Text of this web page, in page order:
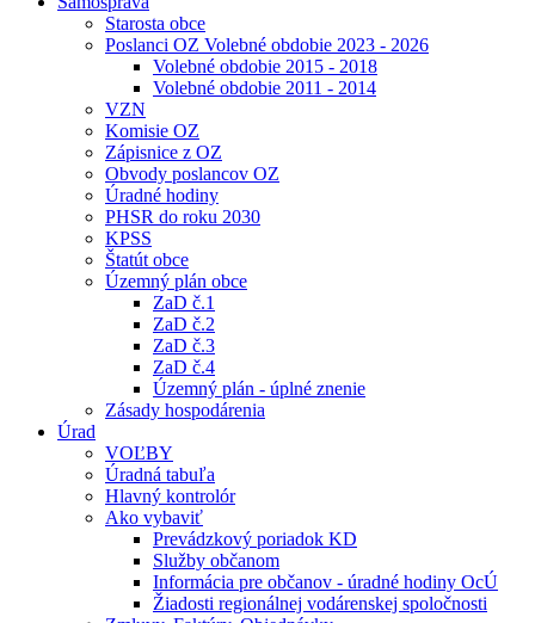
Starosta obce
Poslanci OZ Volebné obdobie 2023 - 2026
Volebné obdobie 2015 - 2018
Volebné obdobie 2011 - 2014
VZN
Komisie OZ
Zápisnice z OZ
Obvody poslancov OZ
Úradné hodiny
PHSR do roku 2030
KPSS
Štatút obce
Územný plán obce
ZaD č.1
ZaD č.2
ZaD č.3
ZaD č.4
Územný plán - úplné znenie
Zásady hospodárenia
Úrad
VOĽBY
Úradná tabuľa
Hlavný kontrolór
Ako vybaviť
Prevádzkový poriadok KD
Služby občanom
Informácia pre občanov - úradné hodiny OcÚ
Žiadosti regionálnej vodárenskej spoločnosti